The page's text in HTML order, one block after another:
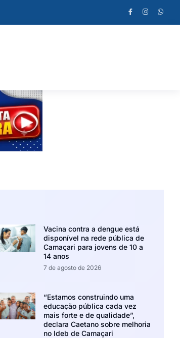
Vacina contra a dengue está
disponível na rede pública de
Camaçari para jovens de 10 a
14 anos
7 de agosto de 2026
“Estamos construindo uma
educação pública cada vez
mais forte e de qualidade”,
declara Caetano sobre melhoria
no Ideb de Camaçari